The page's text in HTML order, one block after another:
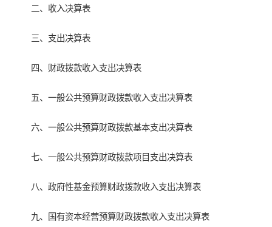
二、收入决算表
三、支出决算表
四、财政拨款收入支出决算表
五、一般公共预算财政拨款收入支出决算表
六、一般公共预算财政拨款基本支出决算表
七、一般公共预算财政拨款项目支出决算表
八、政府性基金预算财政拨款收入支出决算表
九、国有资本经营预算财政拨款收入支出决算表